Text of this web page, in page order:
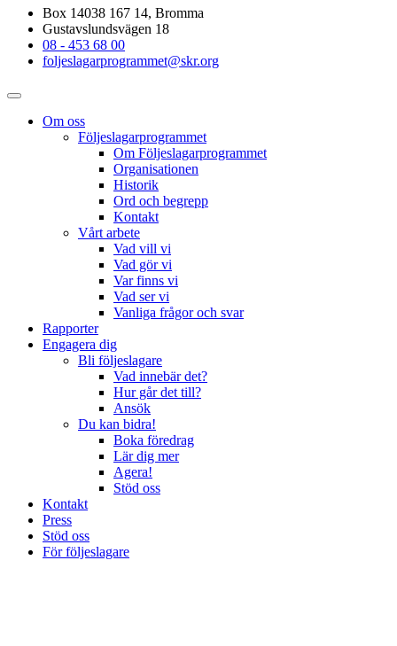
Box 14038 167 14, Bromma
Gustavslundsvägen 18
08 - 453 68 00
foljeslagarprogrammet@skr.org
Om oss
Följeslagarprogrammet
Om Följeslagarprogrammet
Organisationen
Historik
Ord och begrepp
Kontakt
Vårt arbete
Vad vill vi
Vad gör vi
Var finns vi
Vad ser vi
Vanliga frågor och svar
Rapporter
Engagera dig
Bli följeslagare
Vad innebär det?
Hur går det till?
Ansök
Du kan bidra!
Boka föredrag
Lär dig mer
Agera!
Stöd oss
Kontakt
Press
Stöd oss
För följeslagare